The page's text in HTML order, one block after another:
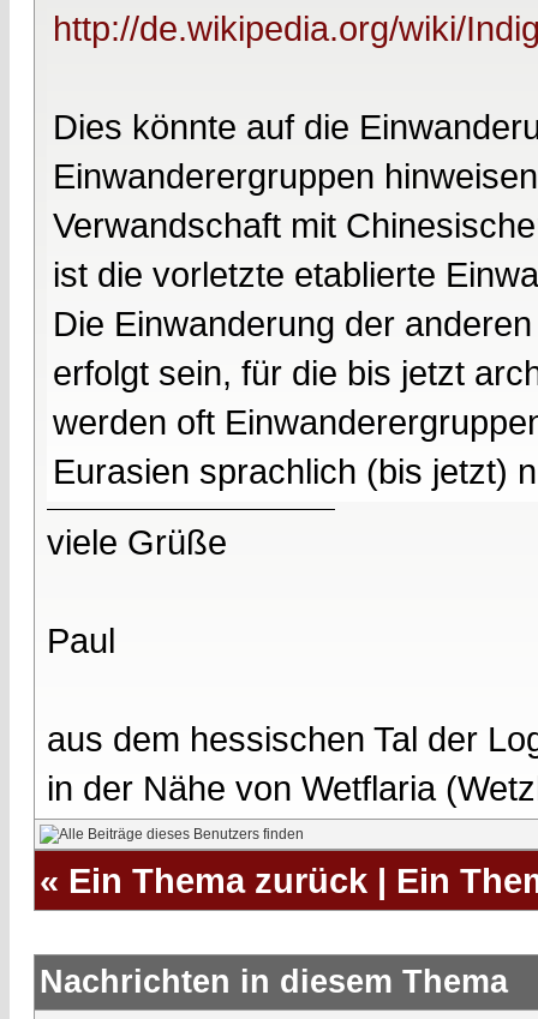
http://de.wikipedia.org/wiki/
Dies könnte auf die
Einwanderergruppen
Verwandschaft mit
ist die vorletzte etablierte
Die Einwanderung der
erfolgt sein, für die bis jetzt
werden oft
Eurasien sprachlich (bis jetzt)
viele Grüße
Paul
aus dem hessischen Tal der
in der Nähe von Wetflaria
« Ein Thema zurück | Ein
Nachrichten in diesem Thema